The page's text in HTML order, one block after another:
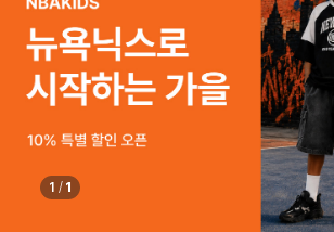
고객센터 1544-5336(평일 09:00~ 18:00 토/일/공휴일 휴무)
1 / 1